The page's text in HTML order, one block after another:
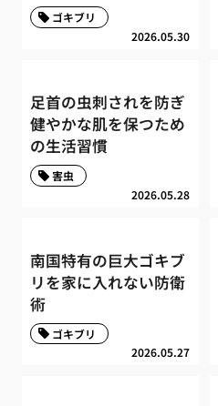
2026.05.30
ゴキブリ
足首の虫刺されを防ぎ
健やかな肌を保つため
の生活習慣
2026.05.28
害虫
南国特有の巨大ゴキブ
リを家に入れない防衛
術
2026.05.27
ゴキブリ